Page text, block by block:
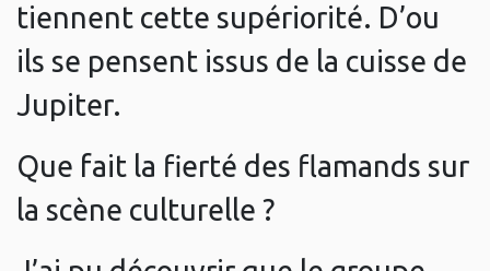
tiennent cette supériorité. D’ou
ils se pensent issus de la cuisse de
Jupiter.
Que fait la fierté des flamands sur
la scène culturelle ?